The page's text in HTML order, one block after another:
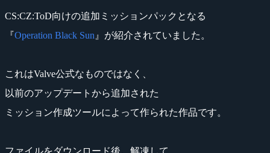
CS:CZ:ToD向けの追加ミッションパックとなる
『Operation Black Sun 』が紹介されていました。
これはValve公式なものではなく、
以前のアップデートから追加された
ミッション作成ツールによって作られた作品です。
ファイルをダウンロード後、解凍して